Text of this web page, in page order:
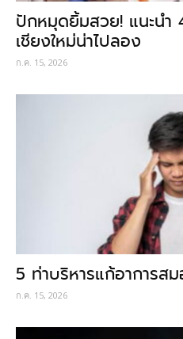
ปักหมุดยิ้มสวย! แนะนำ
เชียงใหม่น่าไปลอง
ก.ค. 15, 2026
5 ท่าบริหารแก้อาการส
ก.ค. 15, 2026